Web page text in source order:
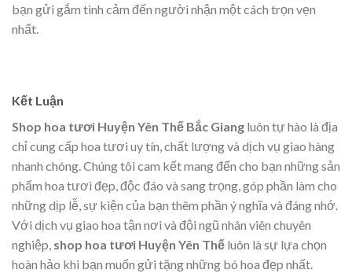
bạn gửi gắm tình cảm đến người nhận một cách trọn vẹn
nhất.
Kết Luận
Shop hoa tươi Huyện Yên Thế Bắc Giang luôn tự hào là địa
chỉ cung cấp hoa tươi uy tín, chất lượng và dịch vụ giao hàng
nhanh chóng. Chúng tôi cam kết mang đến cho bạn những sản
phẩm hoa tươi đẹp, độc đáo và sang trọng, góp phần làm cho
những dịp lễ, sự kiện của bạn thêm phần ý nghĩa và đáng nhớ.
Với dịch vụ giao hoa tận nơi và đội ngũ nhân viên chuyên
nghiệp, shop hoa tươi Huyện Yên Thế luôn là sự lựa chọn
hoàn hảo khi bạn muốn gửi tặng những bó hoa đẹp nhất.